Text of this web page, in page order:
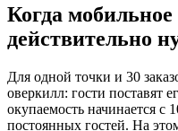
Когда
действительно
Для одной точки и 30
оверкилл: гости поставят
окупаемость начинается с
постоянных гостей. На